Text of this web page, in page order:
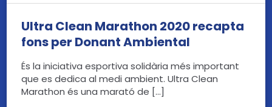
Ultra Clean Marathon 2020 recapta
fons per Donant Ambiental
És la iniciativa esportiva solidària més important
que es dedica al medi ambient. Ultra Clean
Marathon és una marató de […]